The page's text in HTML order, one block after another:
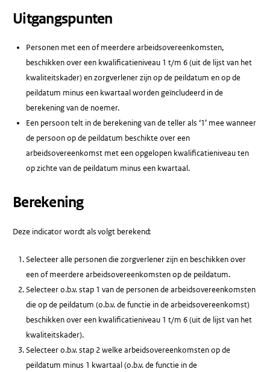
Uitgangspunten
Personen met een of meerdere arbeidsovereenkomsten,
beschikken over een kwalificatieniveau 1 t/m 6 (uit de lijst van het
kwaliteitskader) en zorgverlener zijn op de peildatum en op de
peildatum minus een kwartaal worden geïncludeerd in de
berekening van de noemer.
Een persoon telt in de berekening van de teller als ‘1’ mee wanneer
de persoon op de peildatum beschikte over een
arbeidsovereenkomst met een opgelopen kwalificatieniveau ten
op zichte van de peildatum minus een kwartaal.
Berekening
Deze indicator wordt als volgt berekend:
Selecteer alle personen die zorgverlener zijn en beschikken over
een of meerdere arbeidsovereenkomsten op de peildatum.
Selecteer o.b.v. stap 1 van de personen de arbeidsovereenkomsten
die op de peildatum (o.b.v. de functie in de arbeidsovereenkomst)
beschikken over een kwalificatieniveau 1 t/m 6 (uit de lijst van het
kwaliteitskader).
Selecteer o.b.v. stap 2 welke arbeidsovereenkomsten op de
peildatum minus 1 kwartaal (o.b.v. de functie in de